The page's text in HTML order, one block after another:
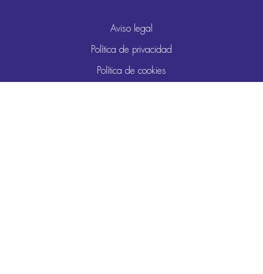
Aviso legal
Política de privacidad
Política de cookies